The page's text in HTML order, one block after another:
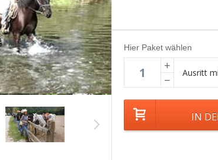
Hier Paket wählen
+
−